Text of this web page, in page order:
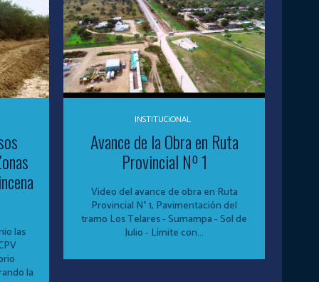
las
la
INSTITUCIONAL
Avance de la Obra en Ruta
Provincial Nº 1
Video del avance de obra en Ruta
Provincial N° 1, Pavimentación del
tramo Los Telares - Sumampa - Sol de
Julio - Límite con...